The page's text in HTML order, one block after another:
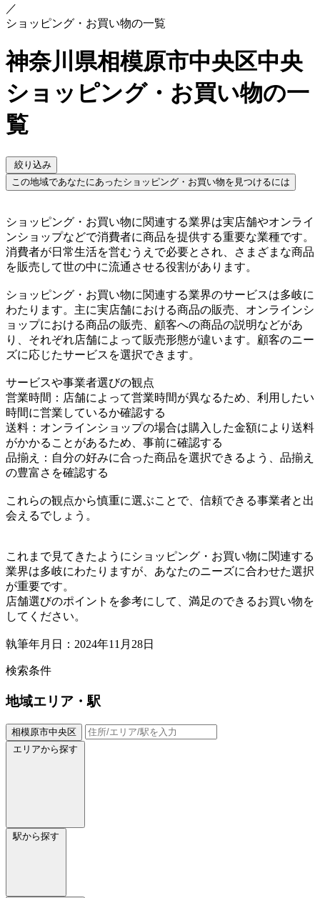
／
ショッピング・お買い物の一覧
神奈川県相模原市中央区中央
ショッピング・お買い物の一
覧
絞り込み
この地域であなたにあったショッピング・お買い物を見つけるには
ショッピング・お買い物に関連する業界は実店舗やオンライ
ンショップなどで消費者に商品を提供する重要な業種です。
消費者が日常生活を営むうえで必要とされ、さまざまな商品
を販売して世の中に流通させる役割があります。
ショッピング・お買い物に関連する業界のサービスは多岐に
わたります。主に実店舗における商品の販売、オンラインシ
ョップにおける商品の販売、顧客への商品の説明などがあ
り、それぞれ店舗によって販売形態が違います。顧客のニー
ズに応じたサービスを選択できます。
サービスや事業者選びの観点
営業時間：店舗によって営業時間が異なるため、利用したい
時間に営業しているか確認する
送料：オンラインショップの場合は購入した金額により送料
がかかることがあるため、事前に確認する
品揃え：自分の好みに合った商品を選択できるよう、品揃え
の豊富さを確認する
これらの観点から慎重に選ぶことで、信頼できる事業者と出
会えるでしょう。
これまで見てきたようにショッピング・お買い物に関連する
業界は多岐にわたりますが、あなたのニーズに合わせた選択
が重要です。
店舗選びのポイントを参考にして、満足のできるお買い物を
してください。
執筆年月日：2024年11月28日
検索条件
地域エリア・駅
相模原市中央区
エリアから探す
駅から探す